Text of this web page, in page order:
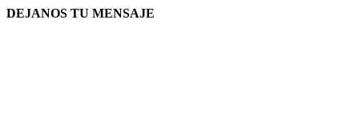
DEJANOS TU MENSAJE